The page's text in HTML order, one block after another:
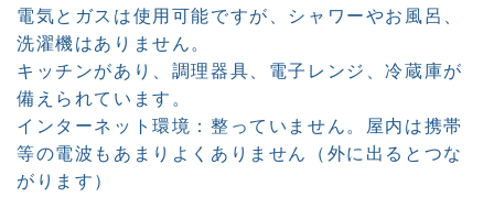
電気とガスは使用可能ですが、シャワーやお風呂、
洗濯機はありません。
キッチンがあり、調理器具、電子レンジ、冷蔵庫が
備えられています。
インターネット環境：整っていません。屋内は携帯
等の電波もあまりよくありません（外に出るとつな
がります）